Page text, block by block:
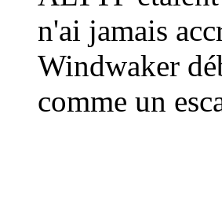
n'ai jamais
Windwaker
comme un